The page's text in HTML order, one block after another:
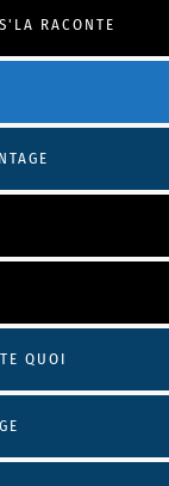
RACONTE
QUOI